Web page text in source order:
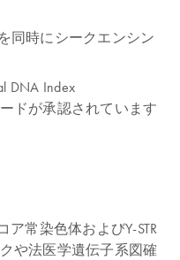
同時にシークエンシン
DNA Index
ドが承認されています
ア常染色体およびY-STR
や法医学遺伝子系図確